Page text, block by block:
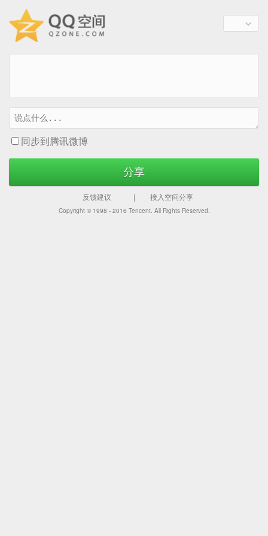
同步到腾讯微博
分享
反馈建议 | 接入空间分享
Copyright © 1998 - 2016 Tencent. All Rights Reserved.